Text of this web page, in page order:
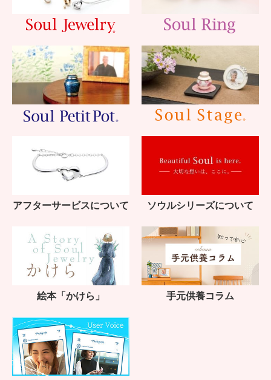
アフターサービスについて ソウルシリーズについて
絵本「かけら」 手元供養コラム